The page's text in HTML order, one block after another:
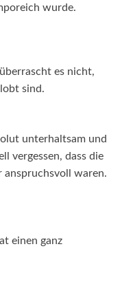
wurde.
es nicht,
sind.
unterhaltsam und
vergessen, dass die
anspruchsvoll waren.
einen ganz